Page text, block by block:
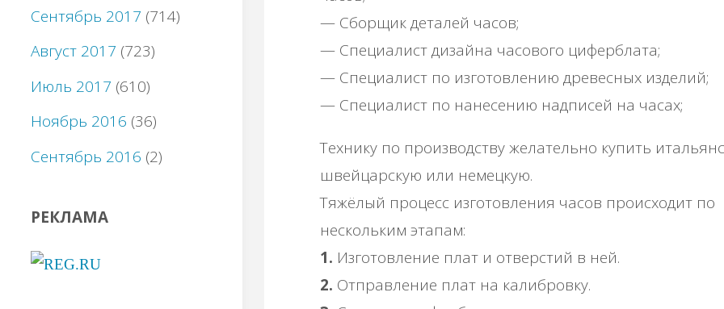
— Сборщик деталей часов;
— Специалист дизайна часового циферблата;
— Специалист по изготовлению древесных изделий;
— Специалист по нанесению надписей на часах;
Технику по производству желательно купить
швейцарскую или немецкую.
Тяжёлый процесс изготовления часов происходит по
нескольким этапам:
1. Изготовление плат и отверстий в ней.
2. Отправление плат на калибровку.
Сентябрь 2017 (714)
Август 2017 (723)
Июль 2017 (610)
Ноябрь 2016 (36)
Сентябрь 2016 (2)
РЕКЛАМА